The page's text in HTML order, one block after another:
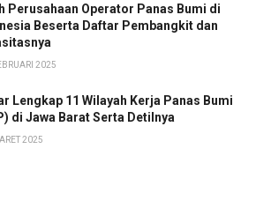
Perusahaan Operator Panas Bumi di
Beserta Daftar Pembangkit dan
2025
Lengkap 11 Wilayah Kerja Panas Bumi
di Jawa Barat Serta Detilnya
2025